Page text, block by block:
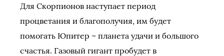
Для Скорпионов наступает период
процветания и благополучия, им будет
помогать Юпитер – планета удачи и большого
счастья. Газовый гигант пробудет в